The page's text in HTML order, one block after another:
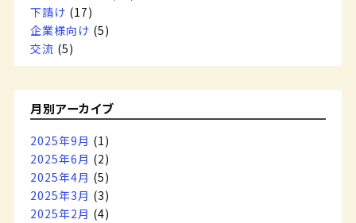
下請け (17)
企業様向け (5)
交流 (5)
月別アーカイブ
2025年9月 (1)
2025年6月 (2)
2025年4月 (5)
2025年3月 (3)
2025年2月 (4)